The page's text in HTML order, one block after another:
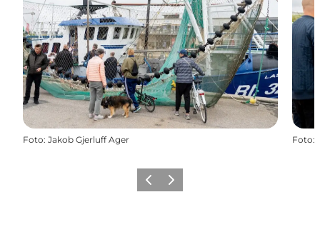
Foto: Jakob Gjerluff Ager Foto:
ZurückWeiter